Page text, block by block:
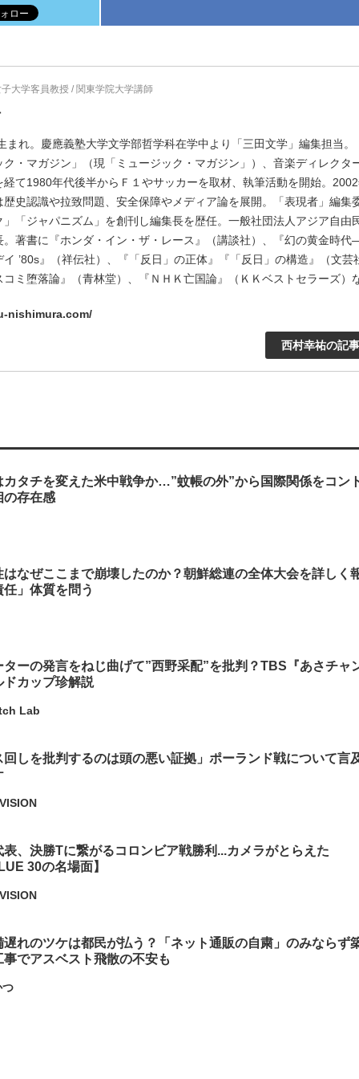
大学客員教授 / 関東学院大学講師
まれ。慶應義塾大学文学部哲学科在学中より「三田文学」編集担当。
ク・マガジン」（現「ミュージック・マガジン」）、音楽ディレクタ
経て1980年代後半からＦ１やサッカーを取材、執筆活動を開始。
歴史認識や拉致問題、安全保障やメディア論を展開。「表現者」編集
」「ジャパニズム」を創刊し編集長を歴任。一般社団法人アジア自由
。著書に『ホンダ・イン・ザ・レース』（講談社）、『幻の黄金時
イ ’80s』（祥伝社）、『「反日」の正体』『「反日」の構造』（文芸
コミ堕落論』（青林堂）、『ＮＨＫ亡国論』（ＫＫベストセラーズ）
nishimura.com/
西村幸祐の記
カタチを変えた米中戦争か…”蚊帳の外”から国際関係をコン
の存在感
はなぜここまで崩壊したのか？朝鮮総連の全体大会を詳しく
」体質を問う
ターの発言をねじ曲げて”西野采配”を批判？TBS『あさチャ
ドカップ珍解説
Lab
回しを批判するのは頭の悪い証拠」ポーランド戦について言
、決勝Tに繋がるコロンビア戦勝利...カメラがとらえた
30の名場面】
遅れのツケは都民が払う？「ネット通販の自粛」のみならず
でアスベスト飛散の不安も
つ